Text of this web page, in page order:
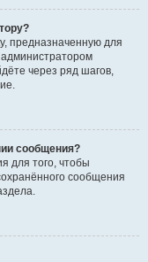
предназначенную для
через ряд шагов,
сообщения?
для того, чтобы
сообщения